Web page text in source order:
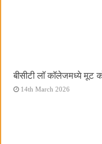
बीसीटी लॉ कॉलेजमध्ये मूट
14th March 2026